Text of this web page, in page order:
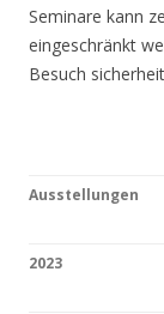
Seminare kann
eingeschränkt
Besuch
Ausstellungen
2023